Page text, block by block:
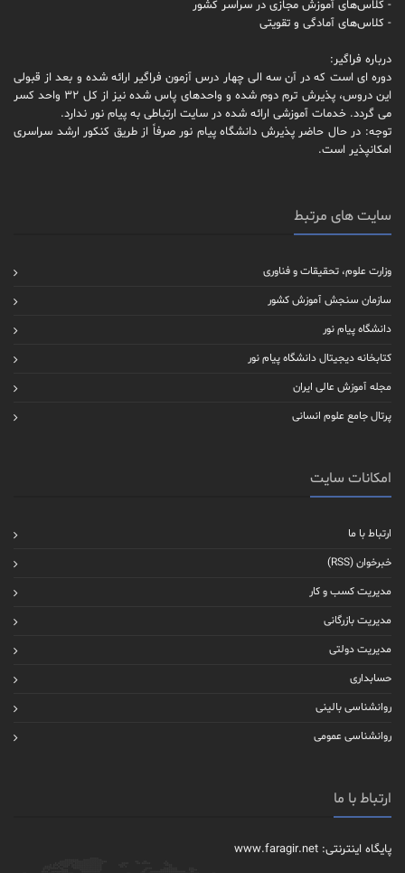
- کلاس‌های آموزش مجازی در سراسر کشور
- کلاس‌های آمادگی و تقویتی
درباره فراگیر:
دوره ای است که در آن سه الی چهار درس آزمون فراگیر ارائه شده و بعد از قبولی
این دروس، پذیرش ترم دوم شده و واحدهای پاس شده نیز از کل 32 واحد کسر
می گردد. خدمات آموزشی ارائه شده در سایت ارتباطی به پیام نور ندارد.
توجه: در حال حاضر پذیرش دانشگاه پیام نور صرفاً از طریق کنکور ارشد سراسری
امکانپذیر است.
سایت های مرتبط
وزارت علوم، تحقیقات و فناوری
سازمان سنجش آموزش کشور
دانشگاه پیام نور
کتابخانه دیجیتال دانشگاه پیام نور
مجله آموزش عالی ایران
پرتال جامع علوم انسانی
امکانات سایت
ارتباط با ما
خبرخوان (RSS)
مدیریت کسب و کار
مدیریت بازرگانی
مدیریت دولتی
حسابداری
روانشناسی بالینی
روانشناسی عمومی
ارتباط با ما
پایگاه اینترنتی: www.faragir.net